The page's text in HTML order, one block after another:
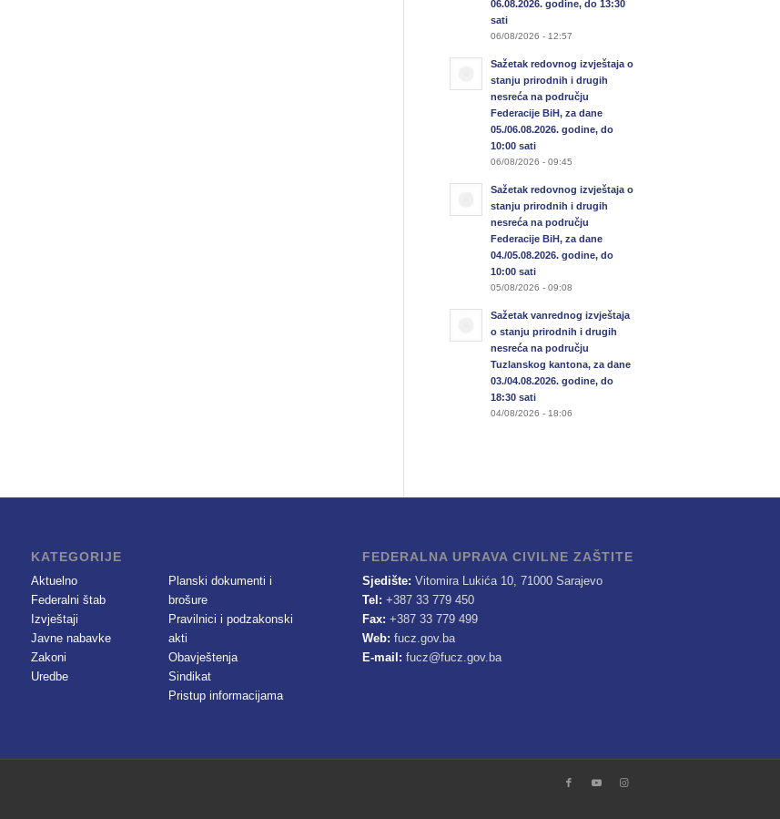
06.08.2026. godine, do 13:30
sati
06/08/2026 - 12:57
Sažetak redovnog izvještaja o
stanju prirodnih i drugih
nesreća na području
Federacije BiH, za dane
05./06.08.2026. godine, do
10:00 sati
06/08/2026 - 09:45
Sažetak redovnog izvještaja o
stanju prirodnih i drugih
nesreća na području
Federacije BiH, za dane
04./05.08.2026. godine, do
10:00 sati
05/08/2026 - 09:08
Sažetak vanrednog izvještaja
o stanju prirodnih i drugih
nesreća na području
Tuzlanskog kantona, za dane
03./04.08.2026. godine, do
18:30 sati
04/08/2026 - 18:06
KATEGORIJE
Aktuelno
Federalni štab
Izvještaji
Javne nabavke
Zakoni
Uredbe
Planski dokumenti i
brošure
Pravilnici i podzakonski
akti
Obavještenja
Sindikat
Pristup informacijama
FEDERALNA UPRAVA CIVILNE ZAŠTITE
Sjedište: Vitomira Lukića 10, 71000 Sarajevo
Tel: +387 33 779 450
Fax: +387 33 779 499
Web: fucz.gov.ba
E-mail: fucz@fucz.gov.ba